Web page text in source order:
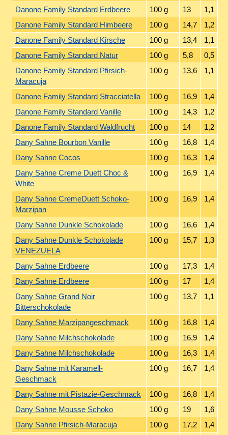
Danone Family Standard Erdbeere
100 g 13
1,1
Danone Family Standard Himbeere
100 g 14,7
1,2
Danone Family Standard Kirsche
100 g 13,4
1,1
Danone Family Standard Natur
100 g 5,8
0,5
Danone Family Standard Pfirsich-
Maracuja
100 g 13,6 1,1
Danone Family Standard Stracciatella 100 g 16,9
1,4
Danone Family Standard Vanille
100 g 14,3
1,2
Danone Family Standard Waldfrucht
100 g 14
1,2
Dany Sahne Bourbon Vanille
100 g 16,8
1,4
Dany Sahne Cocos
100 g 16,3
1,4
Dany Sahne Creme Duett Choc &
White
100 g 16,9 1,4
Dany Sahne CremeDuett Schoko-
Marzipan
100 g 16,9 1,4
Dany Sahne Dunkle Schokolade 100 g 16,6
1,4
Dany Sahne Dunkle Schokolade
VENEZUELA
100 g 15,7 1,3
Dany Sahne Erdbeere 100 g 17,3
1,4
Dany Sahne Erdbeere
100 g 17
1,4
Dany Sahne Grand Noir
Bitterschokolade
100 g 13,7 1,1
Dany Sahne Marzipangeschmack 100 g 16,8
1,4
Dany Sahne Milchschokolade
100 g 16,9
1,4
Dany Sahne Milchschokolade
100 g 16,3
1,4
Dany Sahne mit Karamell-
Geschmack
100 g 16,7 1,4
Dany Sahne mit Pistazie-Geschmack 100 g 16,8
1,4
Dany Sahne Mousse Schoko
100 g 19
1,6
Dany Sahne Pfirsich-Maracuja
100 g 17,2
1,4